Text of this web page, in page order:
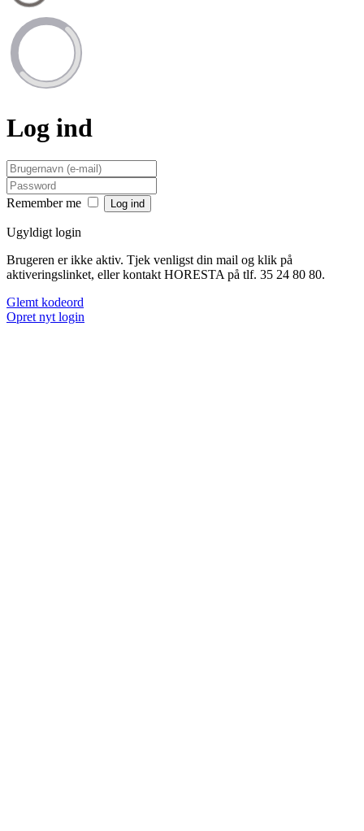
Log ind
Remember me
Ugyldigt login
Brugeren er ikke aktiv. Tjek venligst din mail og klik på
aktiveringslinket, eller kontakt HORESTA på tlf. 35 24 80 80.
Glemt kodeord
Opret nyt login